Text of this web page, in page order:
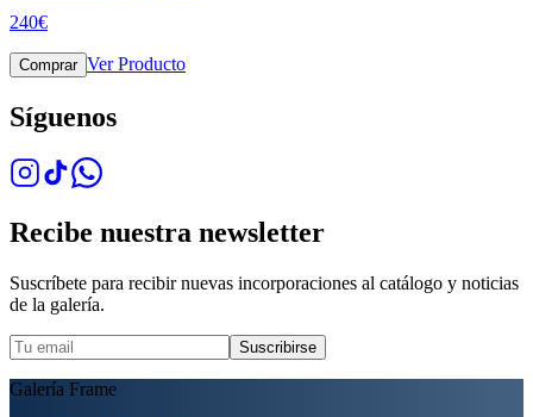
240€
Comprar Ver Producto
Síguenos
Recibe nuestra newsletter
Suscríbete para recibir nuevas incorporaciones al catálogo y noticias
de la galería.
Suscribirse
Galería Frame